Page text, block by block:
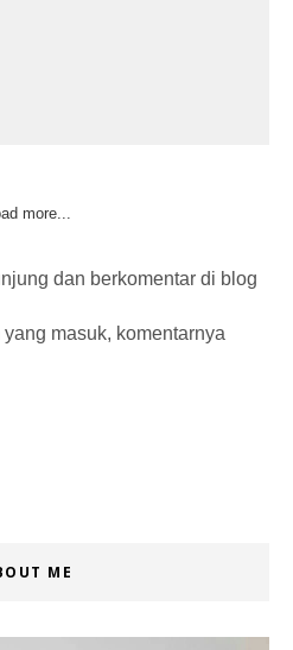
more...
dan berkomentar di blog
masuk, komentarnya
ME